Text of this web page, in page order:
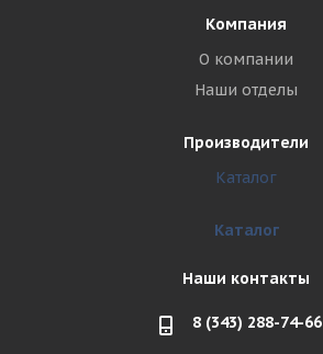
Компания
О компании
Наши отделы
Производители
Каталог
Каталог
Наши контакты
8 (343) 288-74-66